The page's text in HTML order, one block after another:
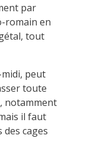
par
romain en
tout
peut
toute
notamment
il faut
des cages